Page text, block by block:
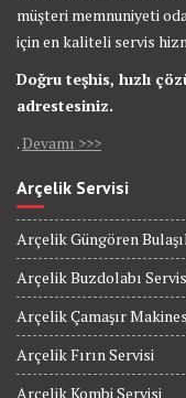
müşteri memnuniyeti
için en kaliteli servis
Doğru teşhis, hızlı
adrestesiniz.
.Devamı >>>
Arçelik Servisi
Arçelik Güngören
Arçelik Buzdolabı
Arçelik Çamaşır
Arçelik Fırın Servisi
Arçelik Kombi Servisi